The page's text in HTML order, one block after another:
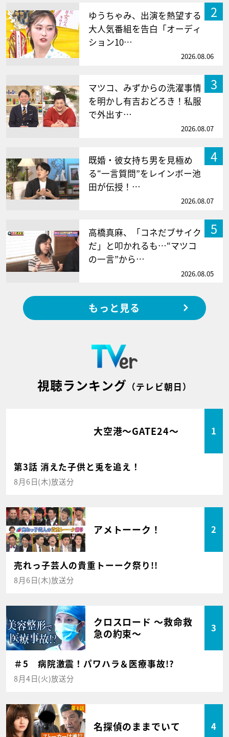
2
ゆうちゃみ、出演を熱望する
大人気番組を告白「オーディ
ション10…
2026.08.06
3
マツコ、みずからの洗濯事情
を明かし有吉おどろき！私服
で外出す…
2026.08.07
4
既婚・彼女持ち男を見極め
る“一言質問”をレインボー池
田が伝授！…
2026.08.07
5
高橋真麻、「コネだブサイク
だ」と叩かれるも…“マツコ
の一言”から…
2026.08.05
もっと見る
視聴ランキング （テレビ朝日）
大空港～GATE24～ 1
第3話 消えた子供と兎を追え！
8月6日(木)放送分
アメトーーク！ 2
売れっ子芸人の貴重トーーク祭り!!
8月6日(木)放送分
クロスロード ～救命救
急の約束～
3
＃5 病院激震！パワハラ＆医療事故!?
8月4日(火)放送分
名探偵のままでいて 4